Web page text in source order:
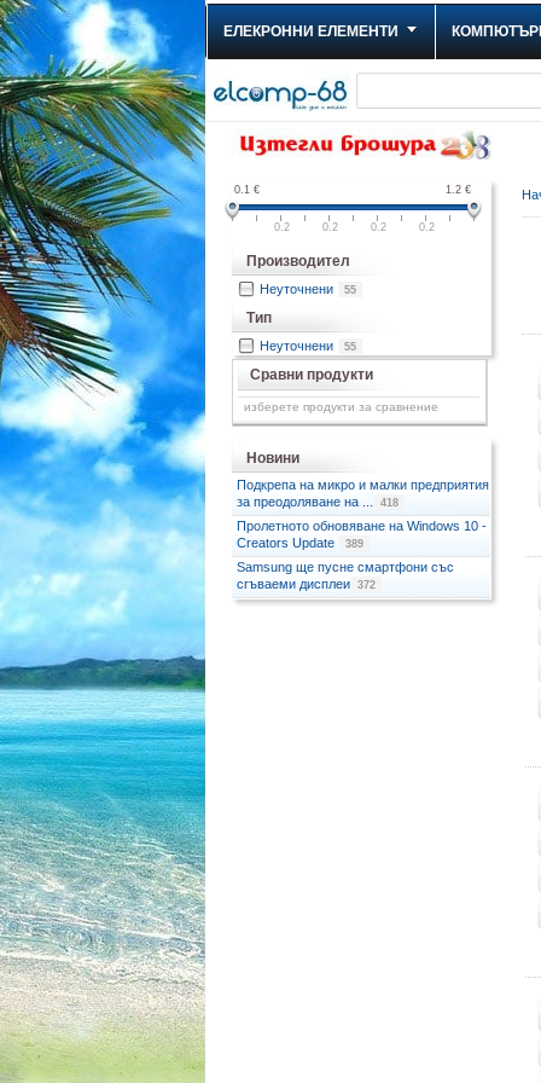
ЕЛЕКРОННИ ЕЛЕМЕНТИ
0.1 € 1.2 €
0.2 0.2 0.2 0.2
Производител
Неуточнени 55
Тип
Неуточнени 55
Сравни продукти
изберете продукти за сравнение
Новини
Подкрепа на микро и малки предприятия
за преодоляване на ...
418
Пролетното обновяване на Windows 10 -
Creators Update
389
Samsung ще пусне смартфони със
сгъваеми дисплеи 372